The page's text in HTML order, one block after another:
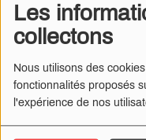
Les
collectons
Nous utilisons des
fonctionnalités proposés
l'expérience de nos
L'ŒIL DDE